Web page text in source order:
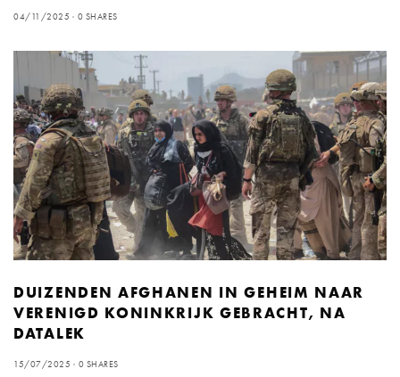
04/11/2025 0 SHARES
DUIZENDEN AFGHANEN IN GEHEIM NAAR
VERENIGD KONINKRIJK GEBRACHT, NA
DATALEK
15/07/2025 0 SHARES